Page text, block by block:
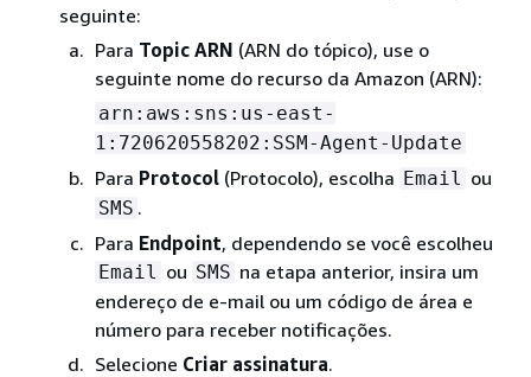
seguinte:
Para Topic ARN (ARN do tópico), use o
seguinte nome do recurso da Amazon (ARN):
arn:aws:sns:us-east-
1:720620558202:SSM-Agent-Update
Para Protocol (Protocolo), escolha Email ou
SMS .
Para Endpoint, dependendo se você escolheu
Email ou SMS na etapa anterior, insira um
endereço de e-mail ou um código de área e
número para receber notificações.
Selecione Criar assinatura.